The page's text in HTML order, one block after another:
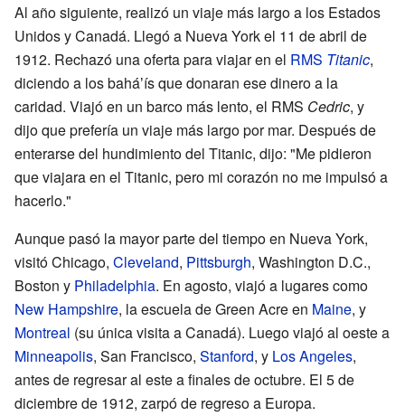
Al año siguiente, realizó un viaje más largo a los Estados
Unidos y Canadá. Llegó a Nueva York el 11 de abril de
1912. Rechazó una oferta para viajar en el RMS Titanic,
diciendo a los baháʼís que donaran ese dinero a la
caridad. Viajó en un barco más lento, el RMS Cedric, y
dijo que prefería un viaje más largo por mar. Después de
enterarse del hundimiento del Titanic, dijo: "Me pidieron
que viajara en el Titanic, pero mi corazón no me impulsó a
hacerlo."
Aunque pasó la mayor parte del tiempo en Nueva York,
visitó Chicago, Cleveland, Pittsburgh, Washington D.C.,
Boston y Philadelphia. En agosto, viajó a lugares como
New Hampshire, la escuela de Green Acre en Maine, y
Montreal (su única visita a Canadá). Luego viajó al oeste a
Minneapolis, San Francisco, Stanford, y Los Angeles,
antes de regresar al este a finales de octubre. El 5 de
diciembre de 1912, zarpó de regreso a Europa.